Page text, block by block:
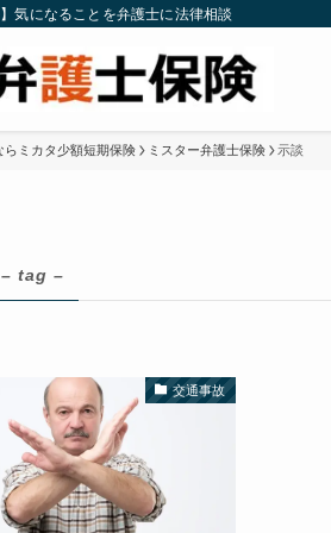
】気になることを弁護士に法律相談
らミカタ少額短期保険 ミスター弁護士保険 示談
– tag –
交通事故